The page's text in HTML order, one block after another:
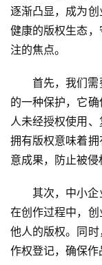
逐渐凸显，成为
健康的版权生态
注的焦点。
首先，我们
的一种保护，它
人未经授权使用、
拥有版权意味着
意成果，防止被侵
其次，中小企
在创作过程中，
他人的版权。同
作权登记，确保作